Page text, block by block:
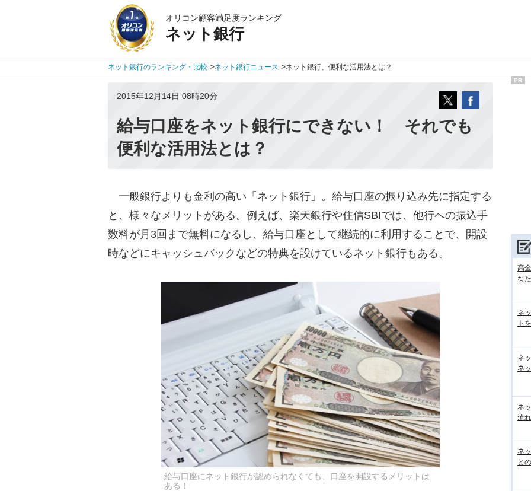
オリコン顧客満足度ランキング
ネット銀行
ネット銀行のランキング・比較 >ネット銀行ニュース >ネット銀行、便利な活用法とは？
2015年12月14日 08時20分
給与口座をネット銀行にできない！ それでも
便利な活用法とは？
一般銀行よりも金利の高い「ネット銀行」。給与口座の振り込み先に指定する
と、様々なメリットがある。例えば、楽天銀行や住信SBIでは、他行への振込手
数料が月3回まで無料になるし、給与口座として継続的に利用することで、開設
時などにキャッシュバックなどの特典を設けているネット銀行もある。
給与口座にネット銀行が認められなくても、口座を開設するメリットは
ある！
PR
高
な
ネ
ト
ネ
ネ
ネ
流
ネ
と